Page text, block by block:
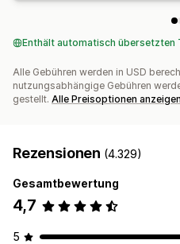
Enthält automatisch übersetzten
Alle Gebühren werden in USD
nutzungsabhängige Gebühren
gestellt. Alle Preisoptionen anzeigen
Rezensionen (4.329)
Gesamtbewertung
4,7
5